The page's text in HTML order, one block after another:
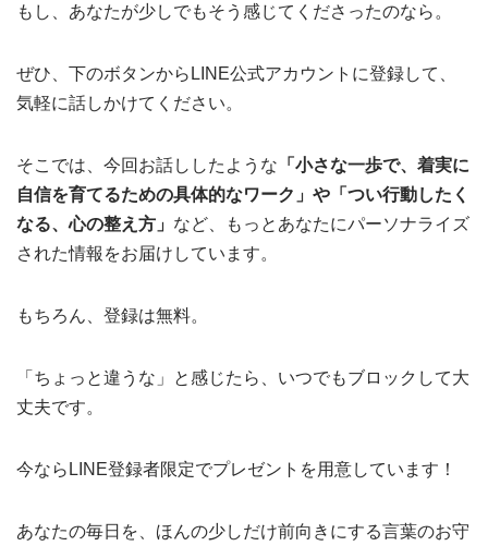
もし、あなたが少しでもそう感じてくださったのなら。
ぜひ、下のボタンからLINE公式アカウントに登録して、
気軽に話しかけてください。
そこでは、今回お話ししたような 「小さな一歩で、着実に
自信を育てるための具体的なワーク」や「つい行動したく
なる、心の整え方」 など、もっとあなたにパーソナライズ
された情報をお届けしています。
もちろん、登録は無料。
「ちょっと違うな」と感じたら、いつでもブロックして大
丈夫です。
今ならLINE登録者限定でプレゼントを用意しています！
あなたの毎日を、ほんの少しだけ前向きにする言葉のお守